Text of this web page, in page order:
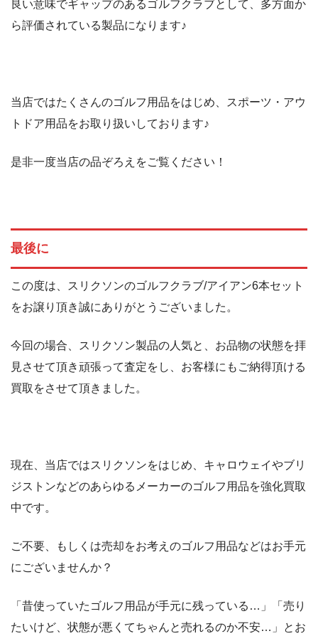
良い意味でギャップのあるゴルフクラブとして、多方面か
ら評価されている製品になります♪
当店ではたくさんのゴルフ用品をはじめ、スポーツ・アウ
トドア用品をお取り扱いしております♪
是非一度当店の品ぞろえをご覧ください！
最後に
この度は、スリクソンのゴルフクラブ/アイアン6本セット
をお譲り頂き誠にありがとうございました。
今回の場合、スリクソン製品の人気と、お品物の状態を拝
見させて頂き頑張って査定をし、お客様にもご納得頂ける
買取をさせて頂きました。
現在、当店ではスリクソンをはじめ、キャロウェイやブリ
ジストンなどのあらゆるメーカーのゴルフ用品を強化買取
中です。
ご不要、もしくは売却をお考えのゴルフ用品などはお手元
にございませんか？
「昔使っていたゴルフ用品が手元に残っている…」「売り
たいけど、状態が悪くてちゃんと売れるのか不安…」とお